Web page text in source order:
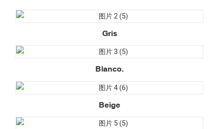
Gris
Blanco.
Beige